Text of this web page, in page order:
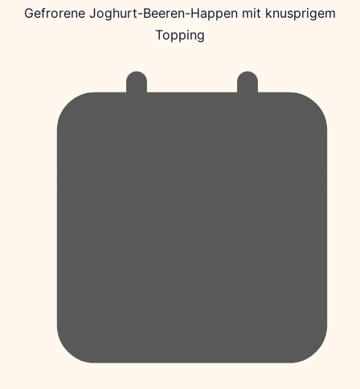
Gefrorene Joghurt-Beeren-Happen mit knusprigem
Topping